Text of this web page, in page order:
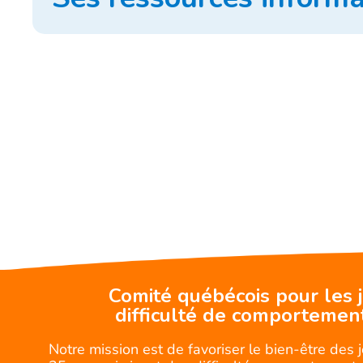
Comité québécois pour les
difficulté de comportement
Notre mission est de favoriser le bien-être des